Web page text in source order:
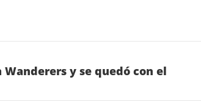
Wanderers y se quedó con el